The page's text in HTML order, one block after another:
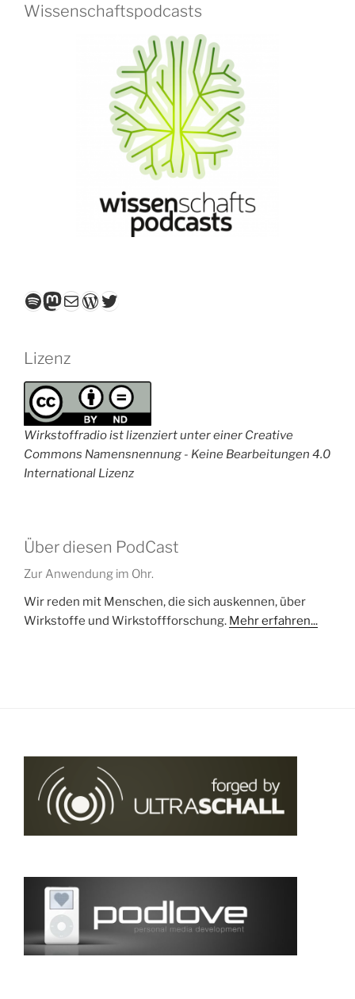
Wissenschaftspodcasts
Spotify
Mastodon
E-MailWordPress
Twitter
Lizenz
Wirkstoffradio ist lizenziert unter einer Creative
Commons Namensnennung - Keine Bearbeitungen 4.0
International Lizenz
Über diesen PodCast
Zur Anwendung im Ohr.
Wir reden mit Menschen, die sich auskennen, über
Wirkstoffe und Wirkstoffforschung. Mehr erfahren...